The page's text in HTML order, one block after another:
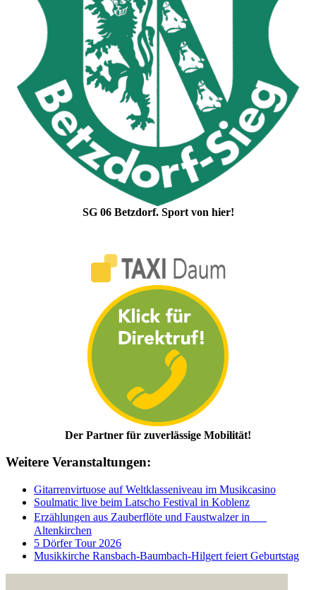
SG 06 Betzdorf. Sport von hier!
Der Partner für zuverlässige Mobilität!
Weitere Veranstaltungen:
Gitarrenvirtuose auf Weltklasseniveau im Musikcasino
Soulmatic live beim Latscho Festival in Koblenz
Erzählungen aus Zauberflöte und Faustwalzer in
Altenkirchen
5 Dörfer Tour 2026
Musikkirche Ransbach-Baumbach-Hilgert feiert Geburtstag